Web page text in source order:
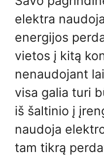
elektra
energijos
vietos į kitą
nenaudojant
visa galia turi
iš šaltinio į
naudoja
tam tikrą